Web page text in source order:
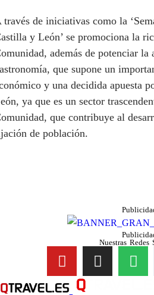
través de iniciativas como la
y León’ se promociona la
además de potenciar
que supone un
y una decidida apuesta
ya que es un sector
que contribuye al
de población.
Nuestras Redes